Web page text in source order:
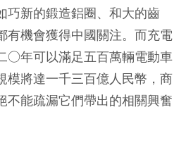
巧新的鍛造鋁圈、和大的齒
有機會獲得中國關注。而充電
○年可以滿足五百萬輛電動車
模將達一千三百億人民幣，商
不能疏漏它們帶出的相關興奮